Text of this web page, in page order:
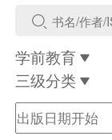
学前教育
三级分类